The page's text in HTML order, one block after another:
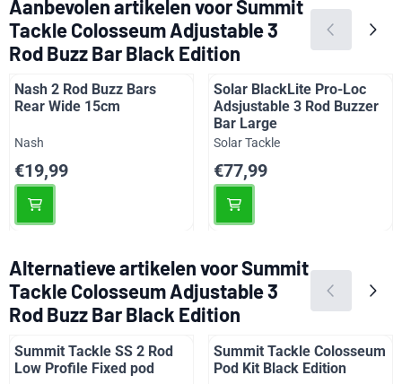
Aanbevolen artikelen voorSummit
Tackle Colosseum Adjustable 3
Rod Buzz Bar Black Edition
Nash 2 Rod Buzz Bars
Rear Wide 15cm
Merk:
Nash
Prijs: 19,99
€19,99
Solar BlackLite Pro-Loc
Adsjustable 3 Rod Buzzer
Bar Large
Merk:
Solar Tackle
Prijs: 77,99
€77,99
Alternatieve artikelen voorSummit
Tackle Colosseum Adjustable 3
Rod Buzz Bar Black Edition
Summit Tackle SS 2 Rod
Low Profile Fixed pod
Summit Tackle Colosseum
Pod Kit Black Edition